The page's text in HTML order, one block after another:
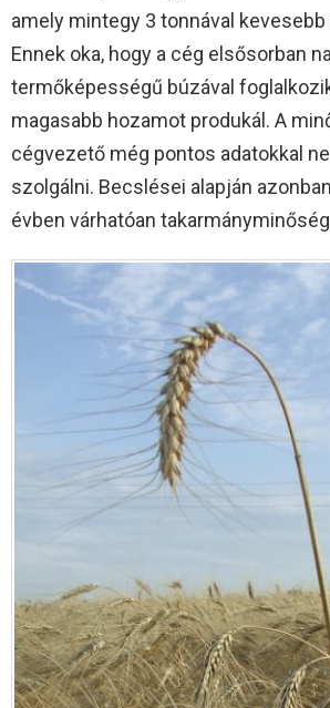
amely mintegy 3 tonnával kevesebb
Ennek oka, hogy a cég elsősorban
termőképességű búzával
magasabb hozamot produkál. A
cégvezető még pontos adatokkal
szolgálni. Becslései alapján
évben várhatóan